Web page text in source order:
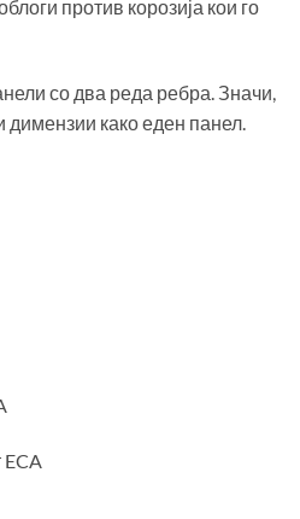
против корозија кои го
со два реда ребра. Значи,
димензии како еден панел.